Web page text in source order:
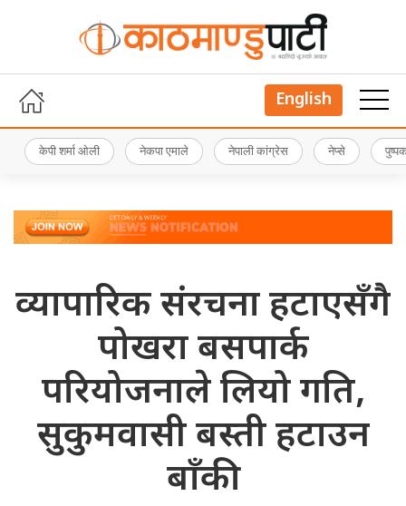
English
केपी शर्मा ओली नेकपा एमाले नेपाली कांग्रेस नेप्से
व्यापारिक संरचना हटाएसँगै
पोखरा बसपार्क
परियोजनाले लियो गति,
सुकुमवासी बस्ती हटाउन
बाँकी